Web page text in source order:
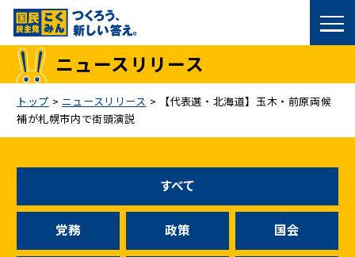
国民民主党トップ
議員
候補者公募
ニュースリリース
トップ > ニュースリリース >
【代表選・北海道】玉木・前原両候
補が札幌市内で街頭演説
すべて
党務 政策 国会